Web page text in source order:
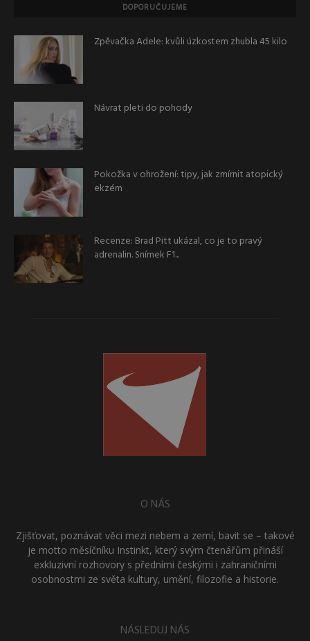
DOPORUČUJEME
Zpěvačka Adele: kvůli úzkostem zhubla 45 kilo
Návrat pleti do pohody
Pokožka v ohrožení: tipy, jak zmírnit atopický
ekzém
Recenze: Brad Pitt ukázal, co je to pravý
adrenalin. Snímek F1...
O NÁS
Zjišťovat, poznávat věci mezi nebem a zemí, bavit se – takové
je motto měsíčníku Instinkt, který svým čtenářům přináší
exkluzivní rozhovory s předními českými i zahraničními
osobnostmi ze světa kultury, umění, filozofie a historie.
NÁSLEDUJ NÁS